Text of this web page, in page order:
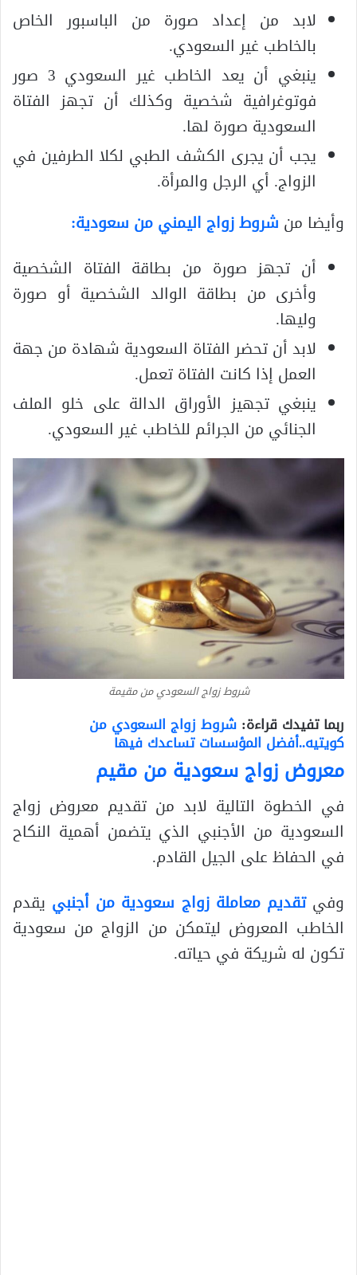
لابد من إعداد صورة من الباسبور الخاص
بالخاطب غير السعودي.
ينبغي أن يعد الخاطب غير السعودي 3 صور
فوتوغرافية شخصية وكذلك أن تجهز الفتاة
السعودية صورة لها.
يجب أن يجرى الكشف الطبي لكلا الطرفين في
الزواج. أي الرجل والمرأة.
وأيضا من شروط زواج اليمني من سعودية:
أن تجهز صورة من بطاقة الفتاة الشخصية
وأخرى من بطاقة الوالد الشخصية أو صورة
وليها.
لابد أن تحضر الفتاة السعودية شهادة من جهة
العمل إذا كانت الفتاة تعمل.
ينبغي تجهيز الأوراق الدالة على خلو الملف
الجنائي من الجرائم للخاطب غير السعودي.
شروط زواج السعودي من مقيمة
ربما تفيدك قراءة: شروط زواج السعودي من
كويتيه..أفضل المؤسسات تساعدك فيها
معروض زواج سعودية من مقيم
في الخطوة التالية لابد من تقديم معروض زواج
السعودية من الأجنبي الذي يتضمن أهمية النكاح
في الحفاظ على الجيل القادم.
وفي تقديم معاملة زواج سعودية من أجنبي يقدم
الخاطب المعروض ليتمكن من الزواج من سعودية
تكون له شريكة في حياته.